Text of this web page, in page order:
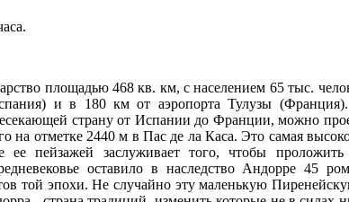
площадью 468 кв. км, с населением 65 тыс.
и в 180 км от аэропорта Тулузы (Франция).
страну от Испании до Франции, можно
на отметке 2440 м в Пас де ла Каса. Это самая
ее пейзажей заслуживает того, чтобы
оставило в наследство Андорре 45
той эпохи. Не случайно эту маленькую